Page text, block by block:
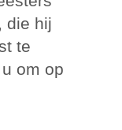
die hij
te
om op